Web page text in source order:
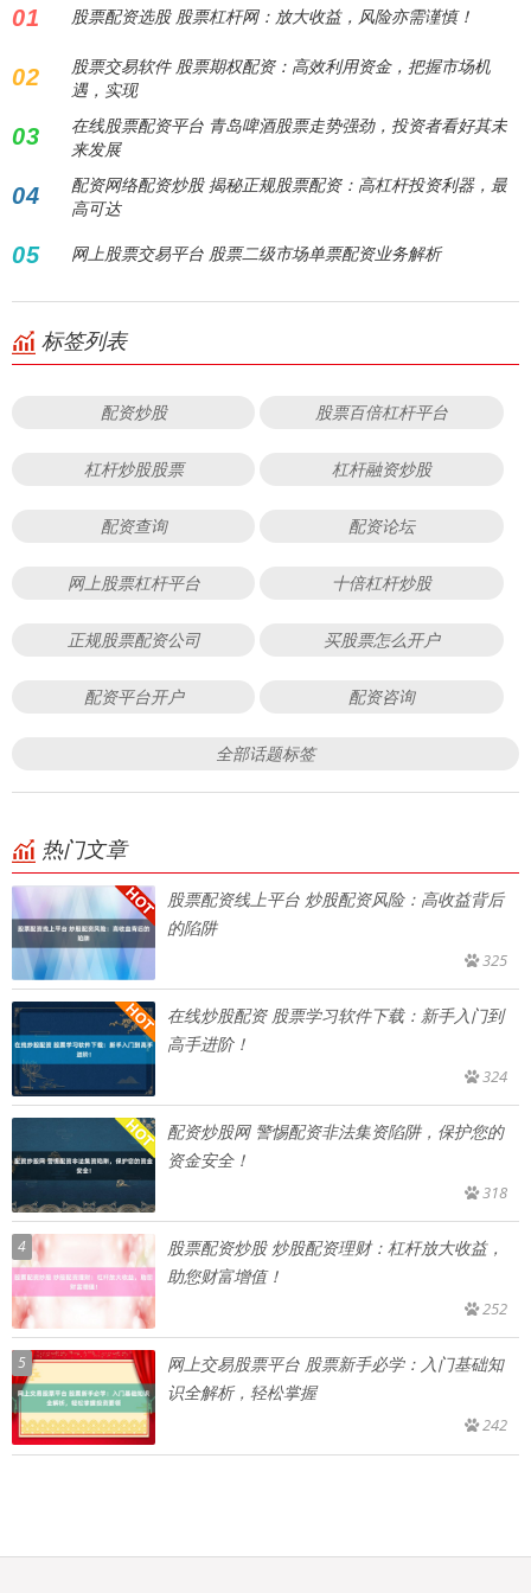
01 股票配资选股 股票杠杆网：放大收益，风险亦需谨慎！
02
股票交易软件 股票期权配资：高效利用资金，把握市场机
遇，实现
03
在线股票配资平台 青岛啤酒股票走势强劲，投资者看好其未
来发展
04
配资网络配资炒股 揭秘正规股票配资：高杠杆投资利器，最
高可达
05 网上股票交易平台 股票二级市场单票配资业务解析
标签列表
配资炒股 股票百倍杠杆平台
杠杆炒股股票 杠杆融资炒股
配资查询 配资论坛
网上股票杠杆平台 十倍杠杆炒股
正规股票配资公司 买股票怎么开户
配资平台开户 配资咨询
全部话题标签
热门文章
股票配资线上平台 炒股配资风险：高收益背后
的陷阱
325
在线炒股配资 股票学习软件下载：新手入门到
高手进阶！
324
配资炒股网 警惕配资非法集资陷阱，保护您的
资金安全！
318
4
股票配资炒股 炒股配资理财：杠杆放大收益，
助您财富增值！
252
5
网上交易股票平台 股票新手必学：入门基础知
识全解析，轻松掌握
242